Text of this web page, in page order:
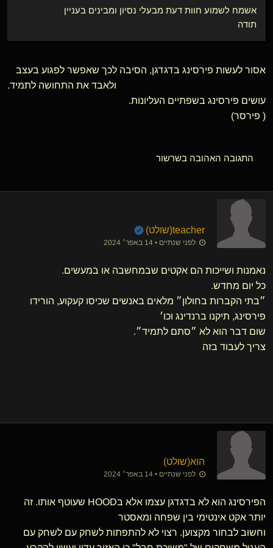
אשמח לשמוע חוות דעת מבעלי נסיון ומבינים בעניין
תודה
אסור לעשות פירסינג בדגדגן, הסיבה לכך שאפשר לפגוע בעצב
ולאבד את התחושה לתמיד.
עושים פירסינג בשפתיים העליונות.
( פירסר)
התגובה האהובה בשרשור
teacher​(שולט)
לפני שנתיים • 14 באפר׳ 2024
נאמנות ושייכות הם אקטים שבמחשבה או במעשים.
כל יום מחדש.
״בתי הקברות בחולון״ מלאים באנשים שכיסו קעקוע, הורידו
פירסינג, תיקנו ברנדינג וכו׳
שום דבר הוא לא ״סתם לתמיד״.
צריך לעבוד בזה
הוא​(שולט)
לפני שנתיים • 14 באפר׳ 2024
הפירסינג הוא לא בדגדגן עצמו אלא בHOOD שעוטף אותו. זה
יותר אקט אינטימי בין שפחה ומאסטר
וחשוב לבחור מקצוען. רצוי לא להתפתות לשחק עם לשחק עם